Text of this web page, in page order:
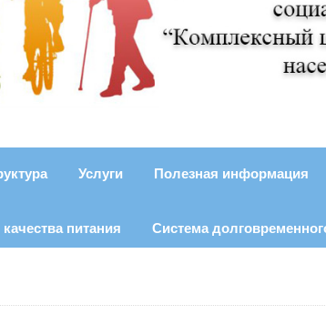
Услуги Полезная информация
питания Система